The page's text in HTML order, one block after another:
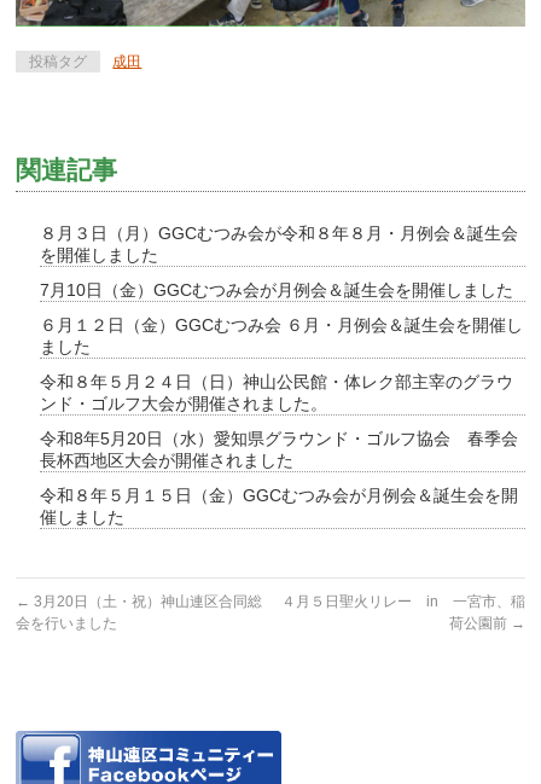
投稿タグ 成田
関連記事
８月３日（月）GGCむつみ会が令和８年８月・月例会＆誕生会
を開催しました
7月10日（金）GGCむつみ会が月例会＆誕生会を開催しました
６月１２日（金）GGCむつみ会 ６月・月例会＆誕生会を開催し
ました
令和８年５月２４日（日）神山公民館・体レク部主宰のグラウ
ンド・ゴルフ大会が開催されました。
令和8年5月20日（水）愛知県グラウンド・ゴルフ協会 春季会
長杯西地区大会が開催されました
令和８年５月１５日（金）GGCむつみ会が月例会＆誕生会を開
催しました
← 3月20日（土・祝）神山連区合同総
会を行いました
４月５日聖火リレー in 一宮市、稲
荷公園前 →